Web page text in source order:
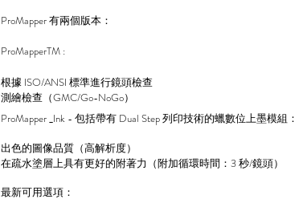
ProMapper 有兩個版本：
ProMapperTM :
根據 ISO/ANSI 標準進行鏡頭檢查
測繪檢查（GMC/Go-NoGo）
ProMapper _Ink - 包括帶有 Dual Step 列印技術的蠟數位上墨模組：
出色的圖像品質（高解析度）
在疏水塗層上具有更好的附著力（附加循環時間：3 秒/鏡頭）
最新可用選項：